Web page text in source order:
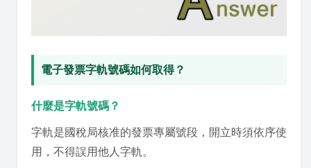
電子發票字軌號碼如何取得？
什麼是字軌號碼？
字軌是國稅局核准的發票專屬號段，開立時須依序使
用，不得誤用他人字軌。